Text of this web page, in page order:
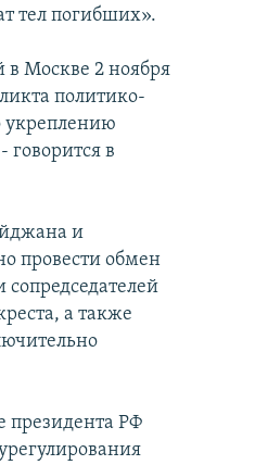
тел погибших».
в Москве 2 ноября
политико-
укреплению
в
и
провести обмен
а также
президента РФ